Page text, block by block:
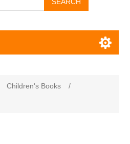
Children's Books
/